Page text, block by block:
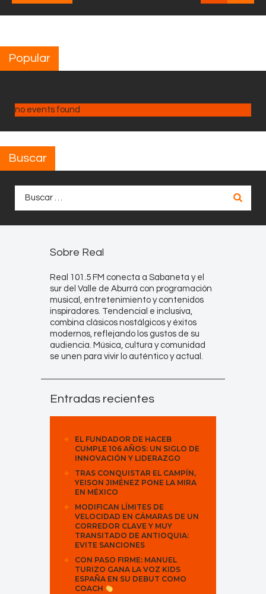
Popular
no events found
Buscar
Sobre Real
Real 101.5 FM conecta a Sabaneta y el
sur del Valle de Aburrá con programación
musical, entretenimiento y contenidos
inspiradores. Tendencial e inclusiva,
combina clásicos nostálgicos y éxitos
modernos, reflejando los gustos de su
audiencia. Música, cultura y comunidad
se unen para vivir lo auténtico y actual.
Entradas recientes
EL FUNDADOR DE HACEB
CUMPLE 106 AÑOS: UN SIGLO DE
INNOVACIÓN Y LIDERAZGO
TRAS CONQUISTAR EL CAMPÍN,
YEISON JIMÉNEZ PONE LA MIRA
EN MÉXICO
MODIFICAN LÍMITES DE
VELOCIDAD EN CÁMARAS DE UN
CORREDOR CLAVE Y MUY
TRANSITADO DE ANTIOQUIA:
EVITE SANCIONES
CON PASO FIRME: MANUEL
TURIZO GANA LA VOZ KIDS
ESPAÑA EN SU DEBUT COMO
COACH